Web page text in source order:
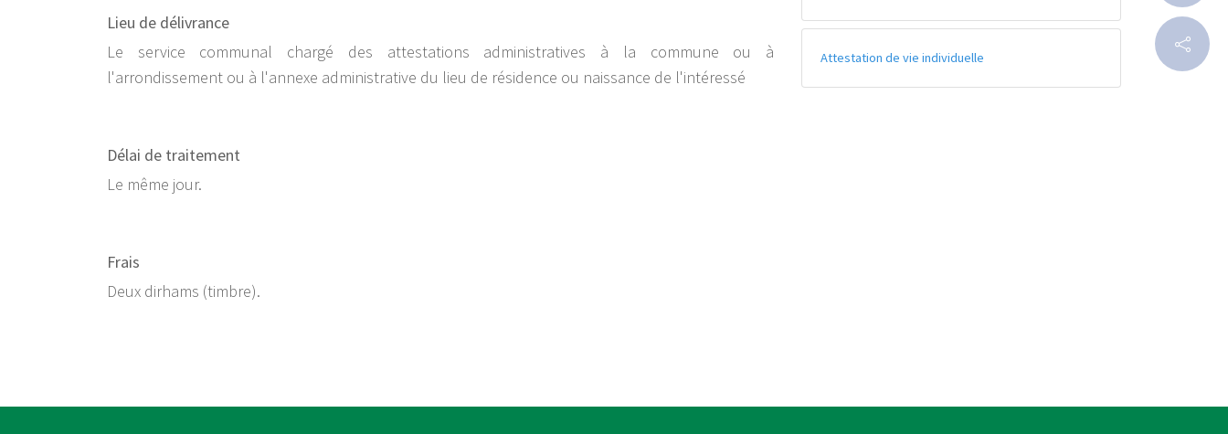
Lieu de délivrance
Le service communal chargé des attestations administratives à la commune ou à
l'arrondissement ou à l'annexe administrative du lieu de résidence ou naissance de l'intéressé
Délai de traitement
Le même jour.
Frais
Deux dirhams (timbre).
Attestation de vie individuelle